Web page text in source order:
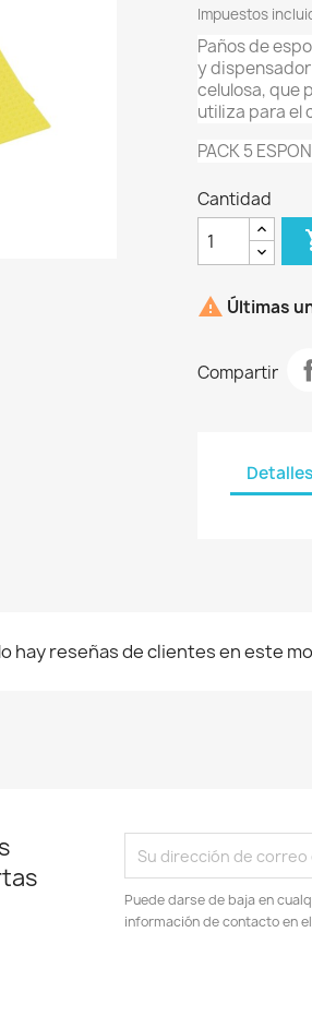
Impuestos
Paños de
y dispensador
celulosa, que
utiliza para el
PACK 5
Cantidad
 Últimas
Compartir
hay reseñas de clientes en este
Puede darse de baja en
información de contacto en